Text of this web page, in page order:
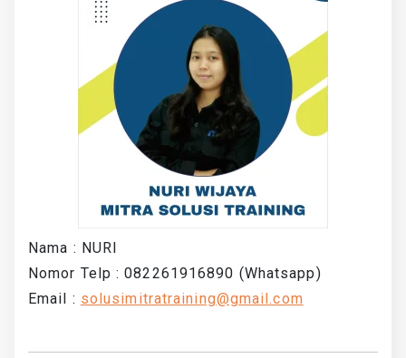
Nama : NURI
Nomor Telp : 082261916890 (Whatsapp)
Email : solusimitratraining@gmail.com